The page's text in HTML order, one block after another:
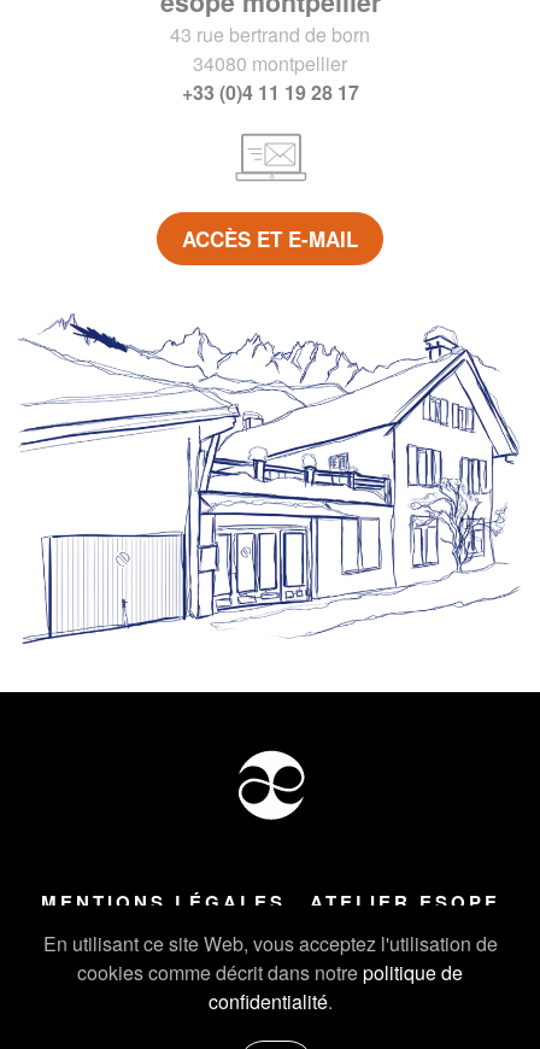
En utilisant ce site Web, vous acceptez l'utilisation de
cookies comme décrit dans notrepolitique de
confidentialité.
43 rue bertrand de born
34080 montpellier
+33 (0)4 11 19 28 17
ACCÈS ET E-MAIL
MENTIONS LÉGALES ATELIER ESOPE